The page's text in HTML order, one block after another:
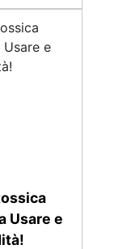
e puliti.
una
Usare e